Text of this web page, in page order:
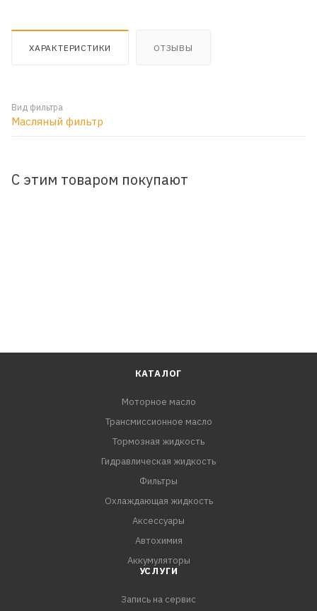
ХАРАКТЕРИСТИКИ ОТЗЫВЫ
Вид фильтра
Масляный фильтр
С этим товаром покупают
КАТАЛОГ
Моторное масло
Трансмиссионное масло
Тормозная жидкость
Гидравлическая жидкость
Фильтры
Охлаждающая жидкость
Аксессуары
Автохимия
Аккумуляторы
УСЛУГИ
Запись на сервис